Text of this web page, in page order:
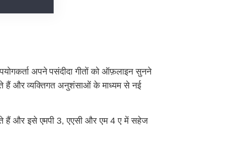
अपने पसंदीदा गीतों को ऑफ़लाइन सुनने
हैं और व्यक्तिगत अनुशंसाओं के माध्यम से नई
हैं और इसे एमपी 3, एएसी और एम 4 ए में सहेज